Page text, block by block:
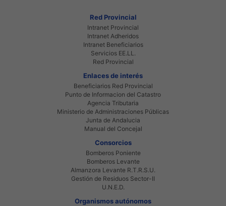
Red Provincial
Intranet Provincial
Intranet Adheridos
Intranet Beneficiarios
Servicios EE.LL.
Red Provincial
Enlaces de interés
Beneficiarios Red Provincial
Punto de Informacion del Catastro
Agencia Tributaria
Ministerio de Administraciones Públicas
Junta de Andalucia
Manual del Concejal
Consorcios
Bomberos Poniente
Bomberos Levante
Almanzora Levante R.T.R.S.U.
Gestión de Residuos Sector-II
U.N.E.D.
Organismos autónomos